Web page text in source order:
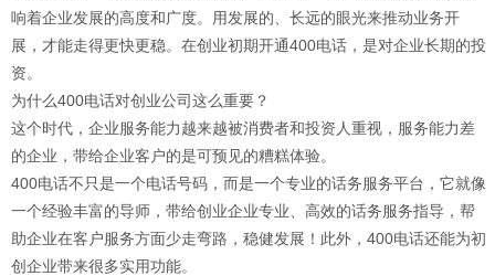
响着企业发展的高度和广度。用发展的、长远的眼光来推动业务开
展，才能走得更快更稳。在创业初期开通400电话，是对企业长期的投
资。
为什么400电话对创业公司这么重要？
这个时代，企业服务能力越来越被消费者和投资人重视，服务能力差
的企业，带给企业客户的是可预见的糟糕体验。
400电话不只是一个电话号码，而是一个专业的话务服务平台，它就像
一个经验丰富的导师，带给创业企业专业、高效的话务服务指导，帮
助企业在客户服务方面少走弯路，稳健发展！此外，400电话还能为初
创企业带来很多实用功能。